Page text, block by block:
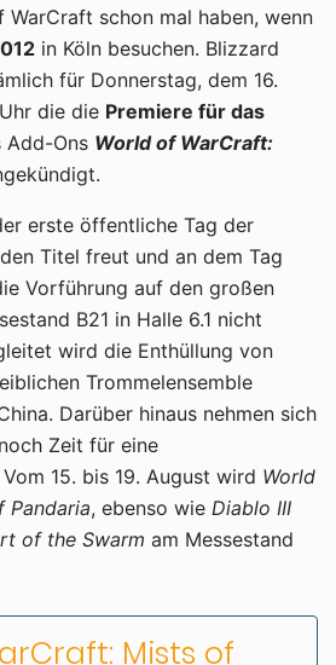
WarCraft schon mal haben, wenn
in Köln besuchen. Blizzard
für Donnerstag, dem 16.
die die Premiere für das
Add-Ons World of WarCraft:
erste öffentliche Tag der
Titel freut und an dem Tag
Vorführung auf den großen
B21 in Halle 6.1 nicht
wird die Enthüllung von
Trommelensemble
Darüber hinaus nehmen sich
Zeit für eine
Vom 15. bis 19. August wird World
Pandaria, ebenso wie Diablo III
of the Swarm am Messestand
Mists of